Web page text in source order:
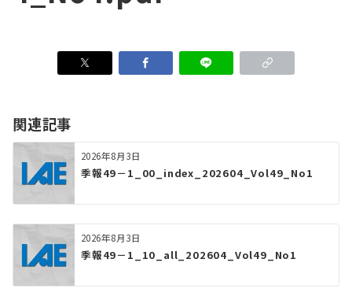
関連記事
2026年8月3日
季報49－1_00_index_202604_Vol49_No1
2026年8月3日
季報49－1_10_all_202604_Vol49_No1